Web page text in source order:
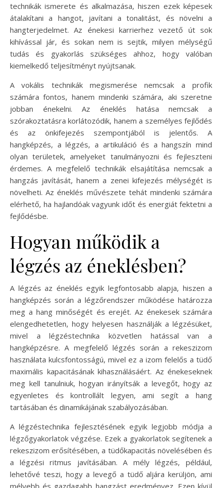
technikák ismerete és alkalmazása, hiszen ezek képesek
átalakítani a hangot, javítani a tonalitást, és növelni a
hangterjedelmet. Az énekesi karrierhez vezető út sok
kihívással jár, és sokan nem is sejtik, milyen mélységű
tudás és gyakorlás szükséges ahhoz, hogy valóban
kiemelkedő teljesítményt nyújtsanak.
A vokális technikák megismerése nemcsak a profik
számára fontos, hanem mindenki számára, aki szeretne
jobban énekelni. Az éneklés hatása nemcsak a
szórakoztatásra korlátozódik, hanem a személyes fejlődés
és az önkifejezés szempontjából is jelentős. A
hangképzés, a légzés, a artikuláció és a hangszín mind
olyan területek, amelyeket tanulmányozni és fejleszteni
érdemes. A megfelelő technikák elsajátítása nemcsak a
hangzás javítását, hanem a zenei kifejezés mélységét is
növelheti. Az éneklés művészete tehát mindenki számára
elérhető, ha hajlandóak vagyunk időt és energiát fektetni a
fejlődésbe.
Hogyan működik a
légzés az éneklésben?
A légzés az éneklés egyik legfontosabb alapja, hiszen a
hangképzés során a légzőrendszer működése határozza
meg a hang minőségét és erejét. Az énekesek számára
elengedhetetlen, hogy helyesen használják a légzésüket,
mivel a légzéstechnika közvetlen hatással van a
hangképzésre. A megfelelő légzés során a rekeszizom
használata kulcsfontosságú, mivel ez a izom felelős a tüdő
maximális kapacitásának kihasználásáért. Az énekeseknek
meg kell tanulniuk, hogyan irányítsák a levegőt, hogy az
egyenletes és kontrollált legyen, ami segít a hang
tartásában és dinamikájának szabályozásában.
A légzéstechnika fejlesztésének egyik legjobb módja a
légzőgyakorlatok végzése. Ezek a gyakorlatok segítenek a
rekeszizom erősítésében, a tüdőkapacitás növelésében és
a légzési ritmus javításában. A mély légzés, például,
lehetővé teszi, hogy a levegő a tüdő aljára kerüljön, ami
mélyebb és gazdagabb hangzást eredményez. Ezen kívül